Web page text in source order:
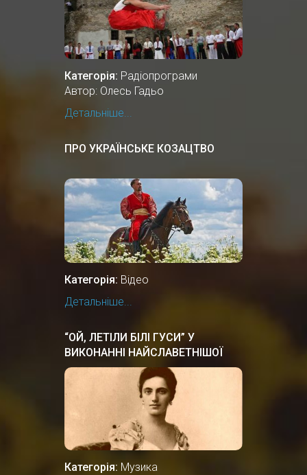
Категорія: Радіопрограми
Автор: Олесь Гадьо
Детальніше...
ПРО УКРАЇНСЬКЕ КОЗАЦТВО
Категорія: Відео
Детальніше...
“ОЙ, ЛЕТІЛИ БІЛІ ГУСИ” У
ВИКОНАННІ НАЙСЛАВЕТНІШОЇ
ОПЕРНОЇ СПІВАЧКИ СОЛОМIЇ
КРУШЕЛЬНИЦЬКОЇ
Категорія: Музика